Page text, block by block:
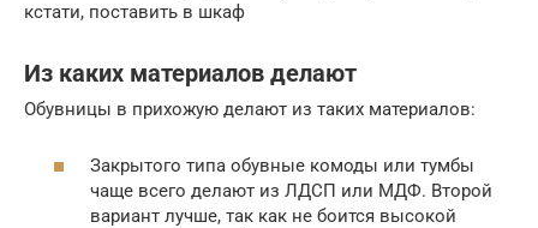
кстати, поставить в шкаф
Из каких материалов делают
Обувницы в прихожую делают из таких материалов:
Закрытого типа обувные комоды или тумбы
чаще всего делают из ЛДСП или МДФ. Второй
вариант лучше, так как не боится высокой